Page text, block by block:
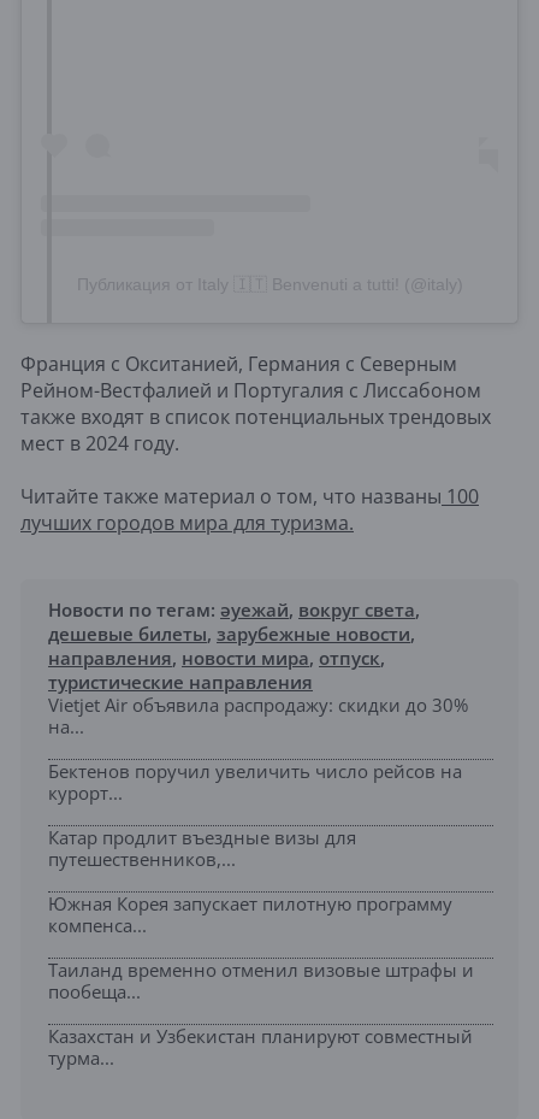
Публикация от Italy 🇮🇹 Benvenuti a tutti! (@italy)
Франция с Окситанией, Германия с Северным
Рейном-Вестфалией и Португалия с Лиссабоном
также входят в список потенциальных трендовых
мест в 2024 году.
Читайте также материал о том, что названы 100
лучших городов мира для туризма.
Новости по тегам: әуежай, вокруг света,
дешевые билеты, зарубежные новости,
направления, новости мира, отпуск,
туристические направления
Vietjet Air объявила распродажу: скидки до 30%
на...
Бектенов поручил увеличить число рейсов на
курорт...
Катар продлит въездные визы для
путешественников,...
Южная Корея запускает пилотную программу
компенса...
Таиланд временно отменил визовые штрафы и
пообеща...
Казахстан и Узбекистан планируют совместный
турма...